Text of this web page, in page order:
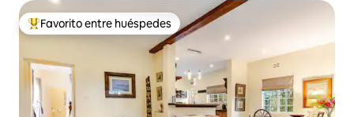
Favorito entre huéspedes preferido
Favorito entre huéspedes